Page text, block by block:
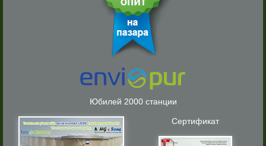
Юбилей 2000 станции
Сертификат